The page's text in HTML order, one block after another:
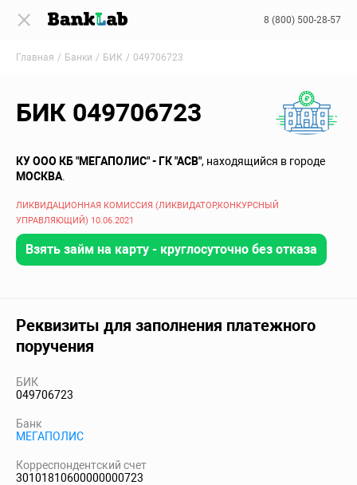
8 (800) 500-28-57
Главная Банки БИК 049706723
БИК 049706723
КУ ООО КБ "МЕГАПОЛИС" - ГК "АСВ", находящийся в городе
МОСКВА
ЛИКВИДАЦИОННАЯ КОМИССИЯ (ЛИКВИДАТОР,КОНКУРСНЫЙ
УПРАВЛЯЮЩИЙ) 10.06.2021
Взять займ на карту - круглосуточно без отказа
Реквизиты для заполнения платежного
поручения
БИК
049706723
Банк
МЕГАПОЛИС
Корреспондентский счет
30101810600000000723